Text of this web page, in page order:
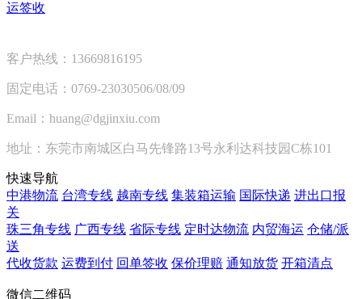
运签收
客户热线：13669816195
固定电话：0769-23030506/08/09
Email：huang@dgjinxiu.com
地址：东莞市南城区白马先锋路13号永利达科技园C栋101
快速导航
中港物流 台湾专线 越南专线 集装箱运输 国际快递 进出口报
关
珠三角专线 广西专线 省际专线 定时达物流 内贸海运 仓储/派
送
代收货款 运费到付 回单签收 保价理赔 通知放货 开箱清点
微信二维码